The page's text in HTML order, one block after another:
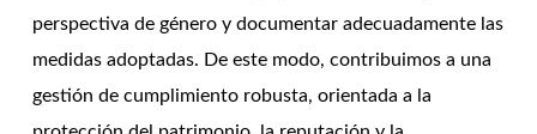
perspectiva de género y documentar adecuadamente las
medidas adoptadas. De este modo, contribuimos a una
gestión de cumplimiento robusta, orientada a la